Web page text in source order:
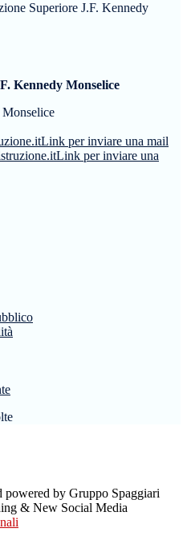
Superiore J.F. Kennedy
Kennedy Monselice
Link per inviare una mail
Link per inviare una
powered by Gruppo Spaggiari
& New Social Media